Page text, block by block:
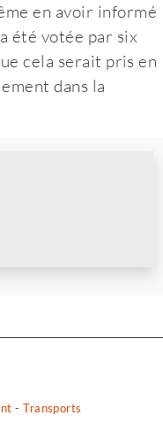
en avoir informé
été votée par six
cela serait pris en
dans la
-Transports